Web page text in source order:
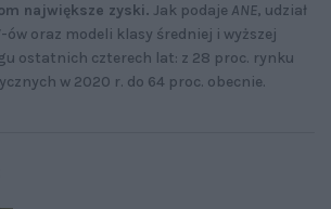
największe zyski. Jak podaje ANE, udział
ów oraz modeli klasy średniej i wyższej
ostatnich czterech lat: z 28 proc. rynku
w 2020 r. do 64 proc. obecnie.